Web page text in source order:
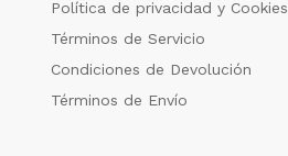
Política de privacidad y Cookies
Términos de Servicio
Condiciones de Devolución
Términos de Envío